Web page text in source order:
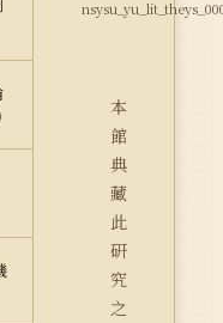
本
館
典
藏
此
研
究
之